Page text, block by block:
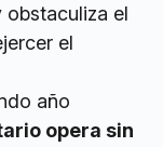
obstaculiza el
el
año
opera sin